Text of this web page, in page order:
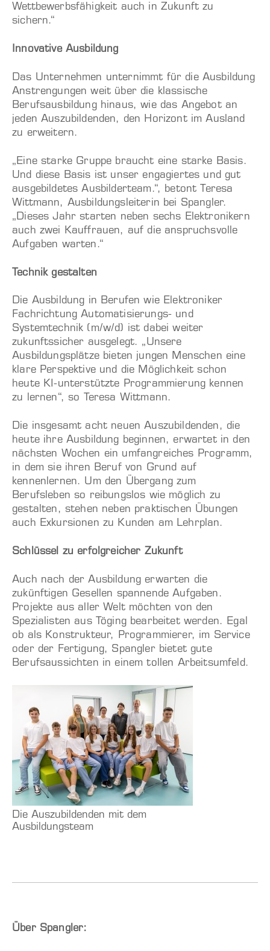
Wettbewerbsfähigkeit auch in Zukunft zu
sichern.“
Innovative Ausbildung
Das Unternehmen unternimmt für die Ausbildung
Anstrengungen weit über die klassische
Berufsausbildung hinaus, wie das Angebot an
jeden Auszubildenden, den Horizont im Ausland
zu erweitern.
„Eine starke Gruppe braucht eine starke Basis.
Und diese Basis ist unser engagiertes und gut
ausgebildetes Ausbilderteam.“, betont Teresa
Wittmann, Ausbildungsleiterin bei Spangler.
„Dieses Jahr starten neben sechs Elektronikern
auch zwei Kauffrauen, auf die anspruchsvolle
Aufgaben warten.“
Technik gestalten
Die Ausbildung in Berufen wie Elektroniker
Fachrichtung Automatisierungs- und
Systemtechnik (m/w/d) ist dabei weiter
zukunftssicher ausgelegt. „Unsere
Ausbildungsplätze bieten jungen Menschen eine
klare Perspektive und die Möglichkeit schon
heute KI-unterstützte Programmierung kennen
zu lernen“, so Teresa Wittmann.
Die insgesamt acht neuen Auszubildenden, die
heute ihre Ausbildung beginnen, erwartet in den
nächsten Wochen ein umfangreiches Programm,
in dem sie ihren Beruf von Grund auf
kennenlernen. Um den Übergang zum
Berufsleben so reibungslos wie möglich zu
gestalten, stehen neben praktischen Übungen
auch Exkursionen zu Kunden am Lehrplan.
Schlüssel zu erfolgreicher Zukunft
Auch nach der Ausbildung erwarten die
zukünftigen Gesellen spannende Aufgaben.
Projekte aus aller Welt möchten von den
Spezialisten aus Töging bearbeitet werden. Egal
ob als Konstrukteur, Programmierer, im Service
oder der Fertigung, Spangler bietet gute
Berufsaussichten in einem tollen Arbeitsumfeld.
Die Auszubildenden mit dem
Ausbildungsteam
Über Spangler: